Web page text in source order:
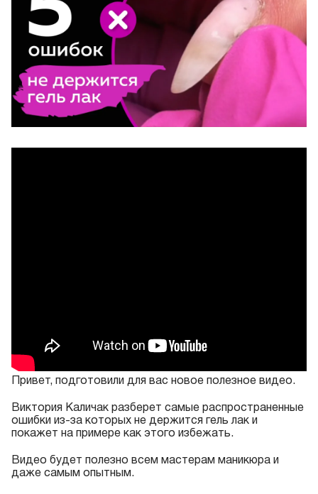
Привет, подготовили для вас новое полезное видео.
Виктория Каличак разберет самые распространенные
ошибки из-за которых не держится гель лак и
покажет на примере как этого избежать.
Видео будет полезно всем мастерам маникюра и
даже самым опытным.